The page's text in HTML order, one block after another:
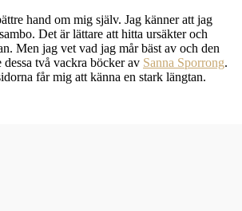
hand om mig själv. Jag känner att jag
Det är lättare att hitta ursäkter och
Men jag vet vad jag mår bäst av och den
två vackra böcker av Sanna Sporrong.
får mig att känna en stark längtan.